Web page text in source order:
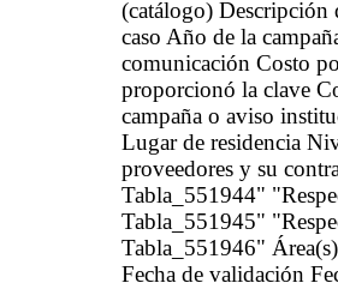
(catálogo) Descripción
caso Año de la
comunicación Costo
proporcionó la clave
campaña o aviso
Lugar de residencia
proveedores y su
Tabla_551944"
Tabla_551945"
Tabla_551946"
Fecha de validación